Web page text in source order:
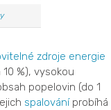
zdroje energie
%), vysokou
popelovin (do 1
spalováníprobíhá